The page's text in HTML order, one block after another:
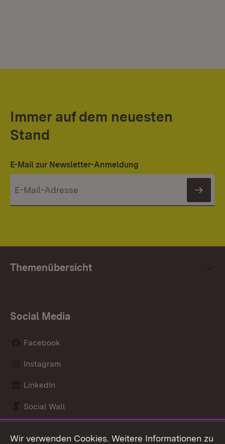
Immer auf dem neuesten
Stand
E-Mail zur Newsletter-Anmeldung
Themenübersicht
Social Media
Facebook
Instagram
LinkedIn
Social Wall
Wir verwenden Cookies. Weitere Informationen zu